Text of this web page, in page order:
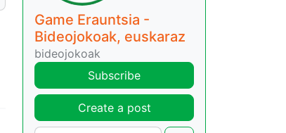
Game Erauntsia -
Bideojokoak, euskaraz
bideojokoak
Subscribe
Create a post